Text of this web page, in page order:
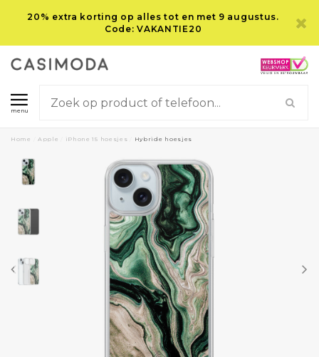
20% extra korting op alles tot en met 9 augustus.
Code: VAKANTIE20
menu
Home Apple iPhone 15 hoesjes Hybride hoesjes